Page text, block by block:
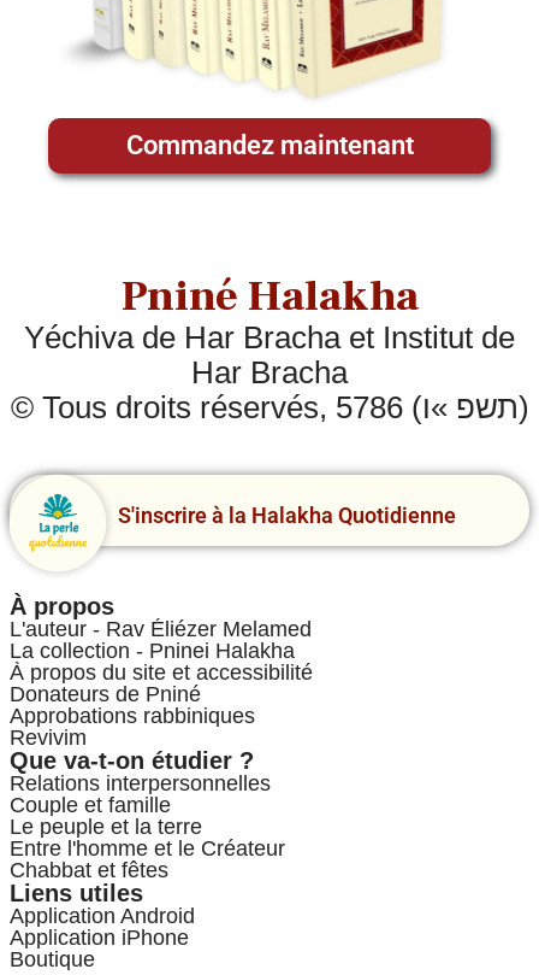
Commandez maintenant
Pniné Halakha
Yéchiva de Har Bracha et Institut de
Har Bracha
© Tous droits réservés, 5786 (תשפ »ו)
S'inscrire à la Halakha Quotidienne
À propos
L'auteur - Rav Éliézer Melamed
La collection - Pninei Halakha
À propos du site et accessibilité
Donateurs de Pniné
Approbations rabbiniques
Revivim
Que va-t-on étudier ?
Relations interpersonnelles
Couple et famille
Le peuple et la terre
Entre l'homme et le Créateur
Chabbat et fêtes
Liens utiles
Application Android
Application iPhone
Boutique